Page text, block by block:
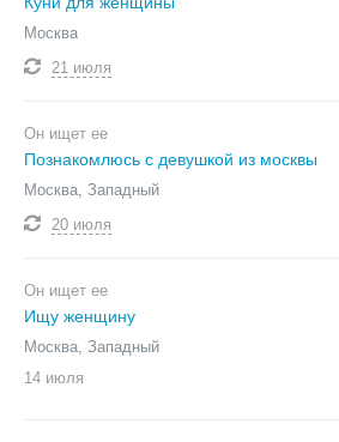
Москва
21 июля
Он ищет ее
Познакомлюсь с девушкой из москвы
Москва, Западный
20 июля
Он ищет ее
Ищу женщину
Москва, Западный
14 июля